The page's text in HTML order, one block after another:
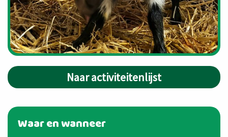
Naar activiteitenlijst
Waar en wanneer